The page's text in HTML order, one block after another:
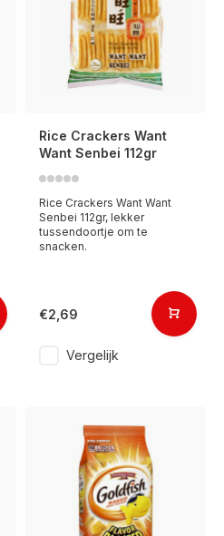
Rice Crackers Want
Want Senbei 112gr
Rice Crackers Want Want
Senbei 112gr, lekker
tussendoortje om te
snacken.
€2,69
Vergelijk